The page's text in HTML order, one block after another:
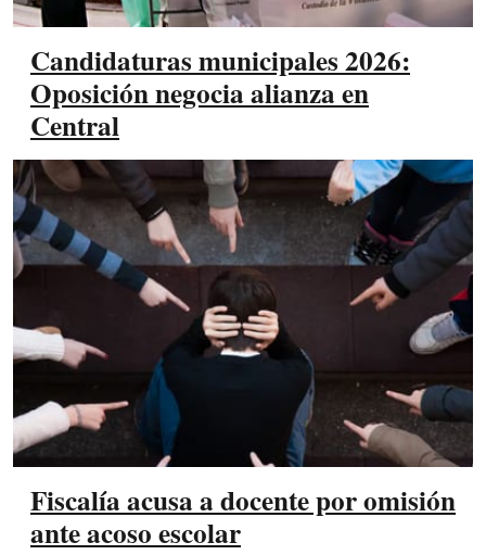
Candidaturas municipales 2026:
Oposición negocia alianza en
Central
Fiscalía acusa a docente por omisión
ante acoso escolar